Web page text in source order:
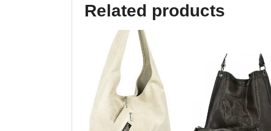
Related products